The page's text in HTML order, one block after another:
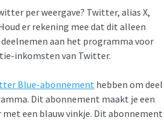
per weergave? Twitter, alias X,
er rekening mee dat dit alleen
aan het programma voor
inkomsten van Twitter.
Blue-abonnement hebben om deel
Dit abonnement maakt je een
een blauw vinkje. Dit abonnement